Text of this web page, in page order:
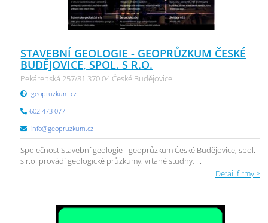
STAVEBNÍ GEOLOGIE - GEOPRŮZKUM ČESKÉ
BUDĚJOVICE, SPOL. S R.O.
Pekárenská 257/81 370 04 České Budějovice
geopruzkum.cz
602 473 077
info@geopruzkum.cz
Společnost Stavební geologie - geoprůzkum České Budějovice, spol.
s r.o. provádí geologické průzkumy, vrtané studny, ...
Detail firmy >